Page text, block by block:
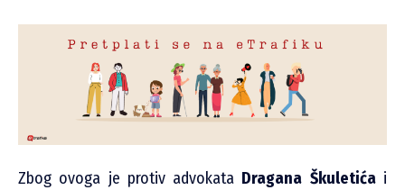
Zbog ovoga je protiv advokata Dragana Škuletića i